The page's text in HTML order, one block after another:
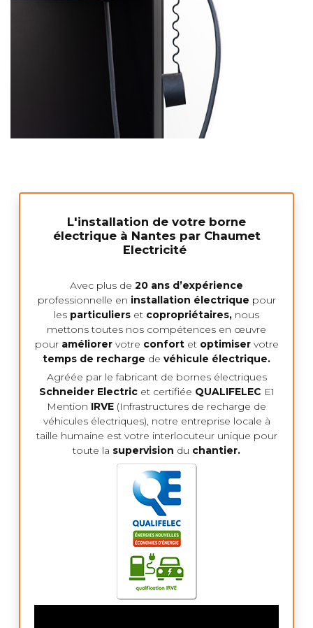
L'installation de votre borne
électrique à Nantes par Chaumet
Electricité
Avec plus de 20 ans d’expérience
professionnelle en installation électrique pour
les particuliers et copropriétaires, nous
mettons toutes nos compétences en œuvre
pour améliorervotre confortet optimiservotre
temps de recharge de véhicule électrique.
Agréée par le fabricant de bornes électriques
Schneider Electricet certifiée QUALIFELEC E1
Mention IRVE (Infrastructures de recharge de
véhicules électriques), notre entreprise locale à
taille humaine est votre interlocuteur unique pour
toute la supervision du chantier.